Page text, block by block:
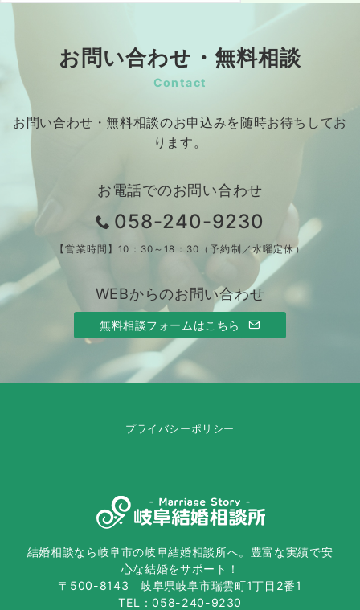
お問い合わせ・無料相談
Contact
お問い合わせ・無料相談のお申込みを随時お待ちしてお
ります。
お電話でのお問い合わせ
058-240-9230
【営業時間】10：30～18：30（予約制／水曜定休）
WEBからのお問い合わせ
無料相談フォームはこちら
プライバシーポリシー
結婚相談なら岐阜市の岐阜結婚相談所へ。豊富な実績で安
心な結婚をサポート！
〒500-8143 岐阜県岐阜市瑞雲町1丁目2番1
TEL：058-240-9230